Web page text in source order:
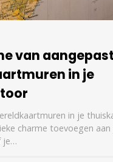
van
in je
in je
charme toevoegen aan
je…